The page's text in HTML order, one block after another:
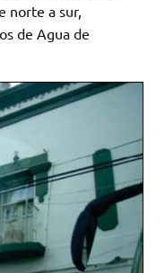
norte a sur,
de Agua de